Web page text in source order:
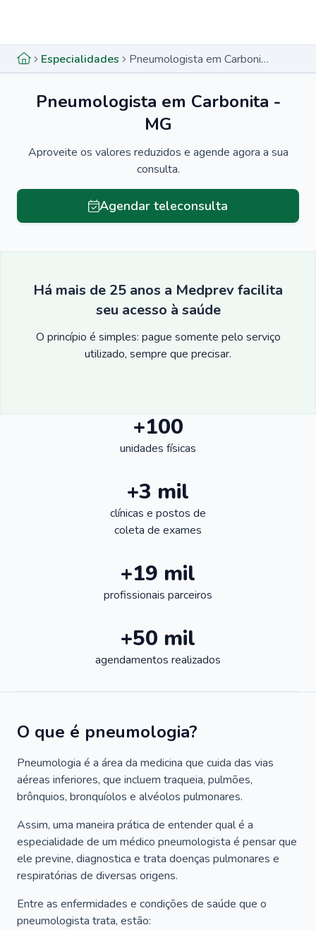
Especialidades Pneumologista em Carbonita - MG
Pneumologista em Carbonita -
MG
Aproveite os valores reduzidos e agende agora a sua
consulta.
Agendar teleconsulta
Há mais de 25 anos a Medprev facilita
seu acesso à saúde
O princípio é simples: pague somente pelo serviço
utilizado, sempre que precisar.
+100
unidades físicas
+3 mil
clínicas e postos de
coleta de exames
+19 mil
profissionais parceiros
+50 mil
agendamentos realizados
O que é pneumologia?
Pneumologia é a área da medicina que cuida das vias
aéreas inferiores, que incluem traqueia, pulmões,
brônquios, bronquíolos e alvéolos pulmonares.
Assim, uma maneira prática de entender qual é a
especialidade de um médico pneumologista é pensar que
ele previne, diagnostica e trata doenças pulmonares e
respiratórias de diversas origens.
Entre as enfermidades e condições de saúde que o
pneumologista trata, estão: